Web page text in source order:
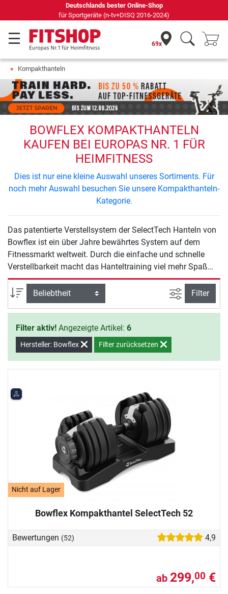
Deutschlands bester Online-Shop
für Sportgeräte (n-tv+DISQ 2016-2024)
69x
Kompakthanteln
BOWFLEX KOMPAKTHANTELN
KAUFEN BEI EUROPAS NR. 1 FÜR
HEIMFITNESS
Dies ist nur eine kleine Auswahl unseres Sortiments. Für
noch mehr Auswahl besuchen Sie unsere Kompakthanteln-
Kategorie.
Das patentierte Verstellsystem der SelectTech Hanteln von
Bowflex ist ein über Jahre bewährtes System auf dem
Fitnessmarkt weltweit. Durch die einfache und schnelle
Verstellbarkeit macht das Hanteltraining viel mehr Spaß
und man brauch keine weiteren Gewichtsscheiben. Die
kompakten Hanteln sehen dazu noch äußerst stylish aus.
Sortierung Ansicht
Filter
Filter aktiv! Angezeigte Artikel: 6
Hersteller: Bowflex Filter zurücksetzen
Nicht auf Lager
Bowflex Kompakthantel SelectTech 52
Bewertungen (52) 4,9
ab 299,00 €